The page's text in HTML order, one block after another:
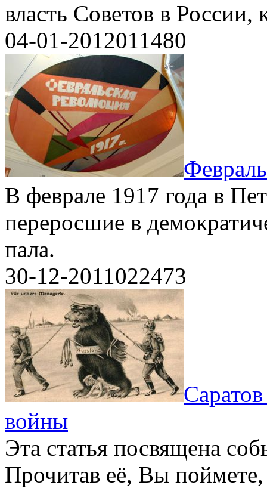
власть Советов в России,
04-01-2012011480
В феврале 1917 года в
переросшие в
пала.
30-12-2011022473
войны
Эта статья посвящена
Прочитав её, Вы поймете,